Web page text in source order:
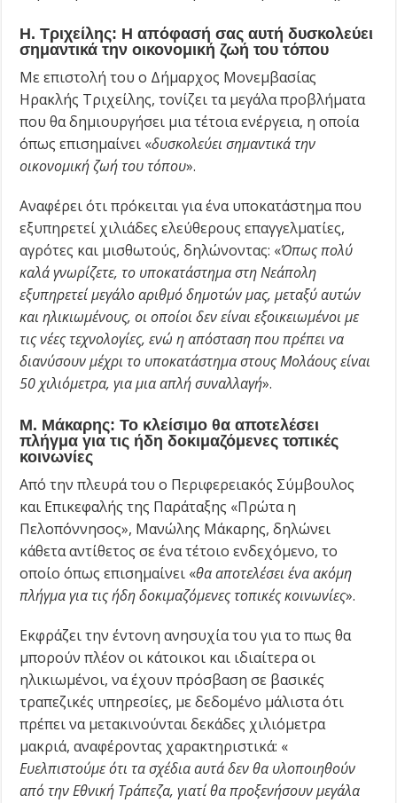
Η. Τριχείλης: Η απόφασή σας αυτή δυσκολεύει
σημαντικά την οικονομική ζωή του τόπου
Με επιστολή του ο Δήμαρχος Μονεμβασίας
Ηρακλής Τριχείλης, τονίζει τα μεγάλα προβλήματα
που θα δημιουργήσει μια τέτοια ενέργεια, η οποία
όπως επισημαίνει «δυσκολεύει σημαντικά την
οικονομική ζωή του τόπου».
Αναφέρει ότι πρόκειται για ένα υποκατάστημα που
εξυπηρετεί χιλιάδες ελεύθερους επαγγελματίες,
αγρότες και μισθωτούς, δηλώνοντας: «Όπως πολύ
καλά γνωρίζετε, το υποκατάστημα στη Νεάπολη
εξυπηρετεί μεγάλο αριθμό δημοτών μας, μεταξύ αυτών
και ηλικιωμένους, οι οποίοι δεν είναι εξοικειωμένοι με
τις νέες τεχνολογίες, ενώ η απόσταση που πρέπει να
διανύσουν μέχρι το υποκατάστημα στους Μολάους είναι
50 χιλιόμετρα, για μια απλή συναλλαγή».
Μ. Μάκαρης: Το κλείσιμο θα αποτελέσει
πλήγμα για τις ήδη δοκιμαζόμενες τοπικές
κοινωνίες
Από την πλευρά του ο Περιφερειακός Σύμβουλος
και Επικεφαλής της Παράταξης «Πρώτα η
Πελοπόννησος», Μανώλης Μάκαρης, δηλώνει
κάθετα αντίθετος σε ένα τέτοιο ενδεχόμενο, το
οποίο όπως επισημαίνει «θα αποτελέσει ένα ακόμη
πλήγμα για τις ήδη δοκιμαζόμενες τοπικές κοινωνίες».
Εκφράζει την έντονη ανησυχία του για το πως θα
μπορούν πλέον οι κάτοικοι και ιδιαίτερα οι
ηλικιωμένοι, να έχουν πρόσβαση σε βασικές
τραπεζικές υπηρεσίες, με δεδομένο μάλιστα ότι
πρέπει να μετακινούνται δεκάδες χιλιόμετρα
μακριά, αναφέροντας χαρακτηριστικά: «
Ευελπιστούμε ότι τα σχέδια αυτά δεν θα υλοποιηθούν
από την Εθνική Τράπεζα, γιατί θα προξενήσουν μεγάλα